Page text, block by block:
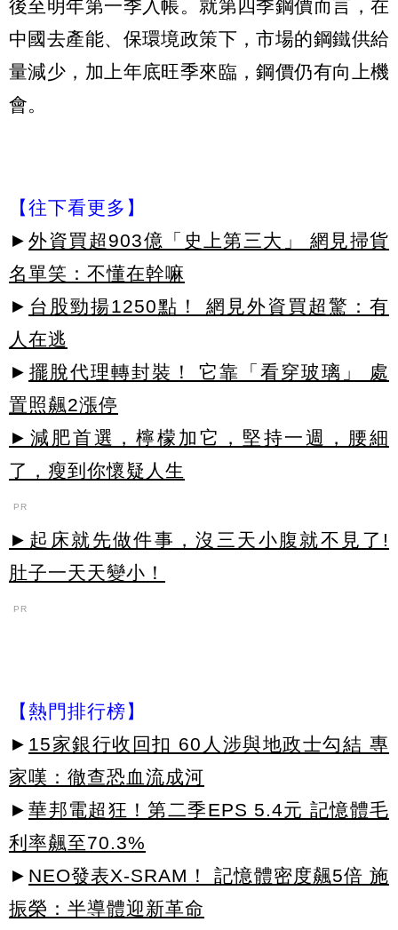
後至明年第一季入帳。就第四季鋼價而言，在
中國去產能、保環境政策下，市場的鋼鐵供給
量減少，加上年底旺季來臨，鋼價仍有向上機
會。
【往下看更多】
► 外資買超903億「史上第三大」 網見掃貨
名單笑：不懂在幹嘛
► 台股勁揚1250點！ 網見外資買超驚：有
人在逃
► 擺脫代理轉封裝！ 它靠「看穿玻璃」 處
置照飆2漲停
►減肥首選，檸檬加它，堅持一週，腰細
了，瘦到你懷疑人生
PR
►起床就先做件事，沒三天小腹就不見了!
肚子一天天變小！
PR
【熱門排行榜】
► 15家銀行收回扣 60人涉與地政士勾結 專
家嘆：徹查恐血流成河
► 華邦電超狂！第二季EPS 5.4元 記憶體毛
利率飆至70.3%
► NEO發表X-SRAM！ 記憶體密度飆5倍 施
振榮：半導體迎新革命